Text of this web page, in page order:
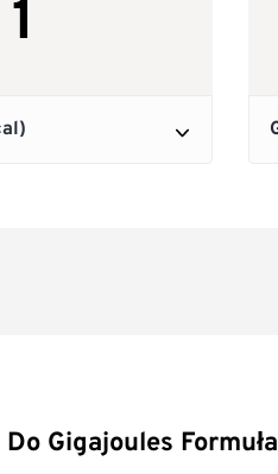
Gigajoules Formuła